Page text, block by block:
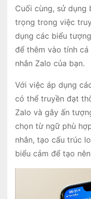
Cuối cùng, sử dụng
trọng trong việc
dụng các biểu
để thêm vào tính
nhắn Zalo của bạn.
Với việc áp dụng
có thể truyền đạt
Zalo và gây ấn
chọn từ ngữ phù
nhắn, tạo cấu trúc
biểu cảm để tạo